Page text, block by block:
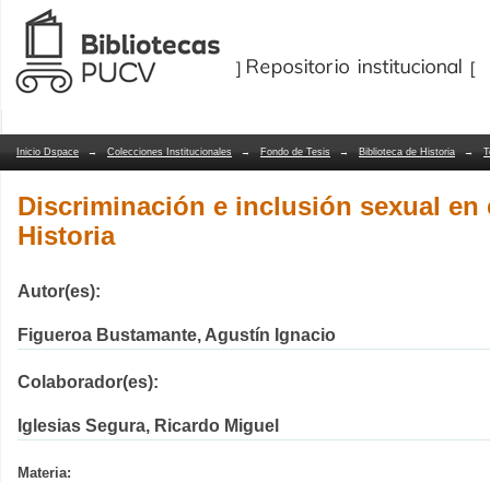
Discriminación e inclusión sexual en
Repositorio Dspace/Manakin
Inicio Dspace → Colecciones Institucionales → Fondo de Tesis → Biblioteca de Historia →
Discriminación e inclusión sexual en
Historia
Autor(es):
Figueroa Bustamante, Agustín Ignacio
Colaborador(es):
Iglesias Segura, Ricardo Miguel
Materia: